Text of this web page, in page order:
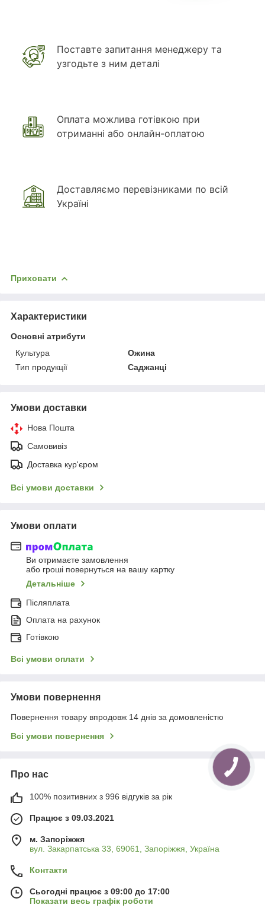
Поставте запитання менеджеру та
узгодьте з ним деталі
Оплата можлива готівкою при
отриманні або онлайн-оплатою
Доставляємо перевізниками по всій
Україні
Приховати
Характеристики
Основні атрибути
Культура
Ожина
Тип продукції
Саджанці
Умови доставки
Нова Пошта
Самовивіз
Доставка кур'єром
Всі умови доставки
Умови оплати
Ви отримаєте замовлення
або гроші повернуться на вашу картку
Детальніше
Післяплата
Оплата на рахунок
Готівкою
Всі умови оплати
Умови повернення
Повернення товару впродовж 14 днів за домовленістю
Всі умови повернення
Про нас
100% позитивних з 996 відгуків за рік
Працює з 09.03.2021
м. Запоріжжя
вул. Закарпатська 33, 69061, Запоріжжя, Україна
Контакти
Сьогодні працює з 09:00 до 17:00
Показати весь графік роботи